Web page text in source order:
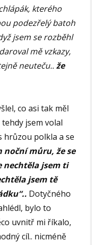
kterého
podezřelý batoh
jsem se rozběhl
mě vzkazy,
neuteču..že
co asi tak měl
jsem volal
hrůzou polkla a se
noční můru, že se
nechtěla jsem ti
jsem tě
Dotyčného
bylo to
uvnitř mi říkalo,
cíl.. nicméně